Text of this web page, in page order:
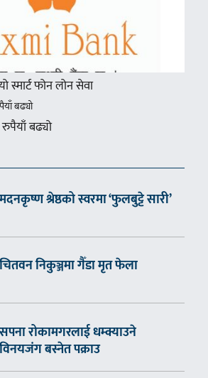
स्मार्ट फोन लोन सेवा
बढ्यो
श्रेष्ठको स्वरमा ‘फुलबुट्टे सारी’
निकुञ्जमा गैँडा मृत फेला
रोकामगरलाई धम्क्याउने
बस्नेत पक्राउ